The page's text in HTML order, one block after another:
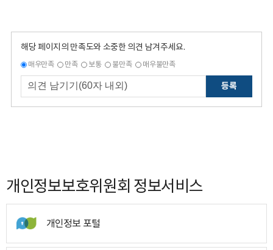
해당 페이지의 만족도와 소중한 의견 남겨주세요.
매우만족 만족 보통 불만족 매우불만족
등록
개인정보보호위원회 정보서비스
개인정보 포털